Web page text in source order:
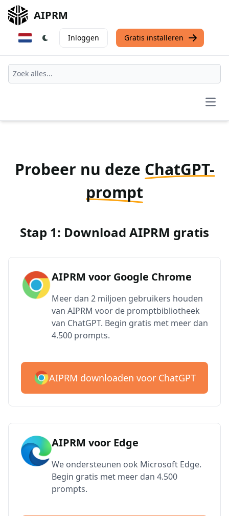
AIPRM
Inloggen Gratis installeren
Probeer nu deze ChatGPT-
prompt
Stap 1: Download AIPRM gratis
AIPRM voor Google Chrome
Meer dan 2 miljoen gebruikers houden
van AIPRM voor de promptbibliotheek
van ChatGPT. Begin gratis met meer dan
4.500 prompts.
AIPRM downloaden voor ChatGPT
AIPRM voor Edge
We ondersteunen ook Microsoft Edge.
Begin gratis met meer dan 4.500
prompts.